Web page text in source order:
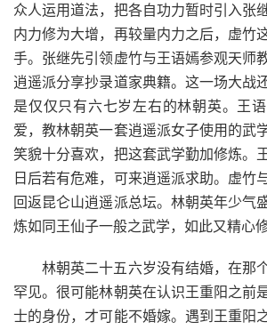
众人运用道法，把各自功力暂时引入张
内力修为大增，再较量内力之后，虚竹
手。张继先引领虚竹与王语嫣参观天师
逍遥派分享抄录道家典籍。这一场大战
是仅仅只有六七岁左右的林朝英。王
爱，教林朝英一套逍遥派女子使用的武
笑貌十分喜欢，把这套武学勤加修炼。
日后若有危难，可来逍遥派求助。虚竹
回返昆仑山逍遥派总坛。林朝英年少气
炼如同王仙子一般之武学，如此又精心修
林朝英二十五六岁没有结婚，在那
罕见。很可能林朝英在认识王重阳之前
士的身份，才可能不婚嫁。遇到王重阳